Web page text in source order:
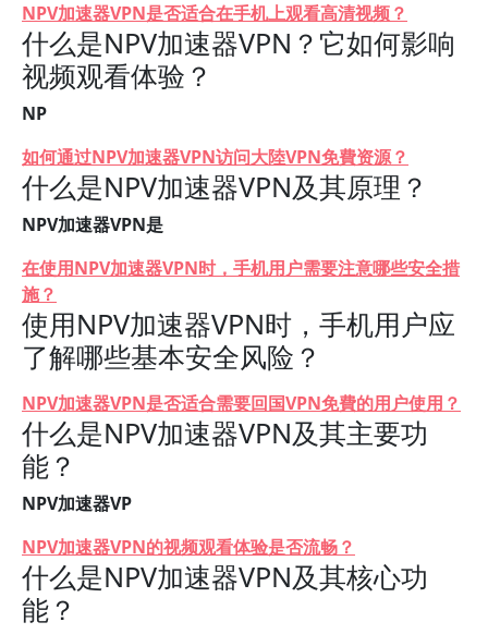
NPV加速器VPN是否适合在手机上观看高清视频？
什么是NPV加速器VPN？它如何影响
视频观看体验？
NP
如何通过NPV加速器VPN访问大陸VPN免費资源？
什么是NPV加速器VPN及其原理？
NPV加速器VPN是
在使用NPV加速器VPN时，手机用户需要注意哪些安全措
施？
使用NPV加速器VPN时，手机用户应
了解哪些基本安全风险？
NPV加速器VPN是否适合需要回国VPN免費的用户使用？
什么是NPV加速器VPN及其主要功
能？
NPV加速器VP
NPV加速器VPN的视频观看体验是否流畅？
什么是NPV加速器VPN及其核心功
能？